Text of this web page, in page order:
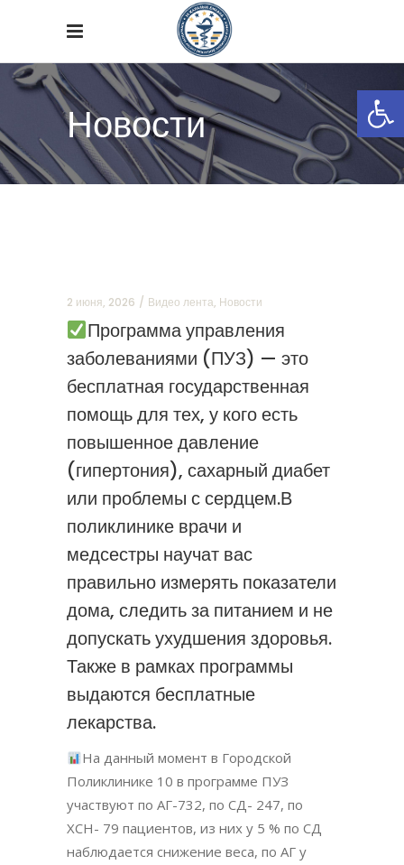
Новости
2 июня, 2026 Видео лента, Новости
Программа управления
заболеваниями (ПУЗ) — это
бесплатная государственная
помощь для тех, у кого есть
повышенное давление
(гипертония), сахарный диабет
или проблемы с сердцем.В
поликлинике врачи и
медсестры научат вас
правильно измерять показатели
дома, следить за питанием и не
допускать ухудшения здоровья.
Также в рамках программы
выдаются бесплатные
лекарства.
На данный момент в Городской
Поликлинике 10 в программе ПУЗ
участвуют по АГ-732, по СД- 247, по
ХСН- 79 пациентов, из них у 5 % по СД
наблюдается снижение веса, по АГ у